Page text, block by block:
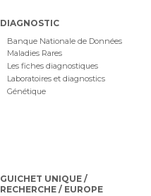
DIAGNOSTIC
Banque Nationale de Données
Maladies Rares
Les fiches diagnostiques
Laboratoires et diagnostics
Génétique
GUICHET UNIQUE /
RECHERCHE / EUROPE